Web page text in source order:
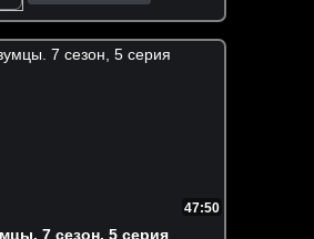
47:50
7 сезон, 5 серия